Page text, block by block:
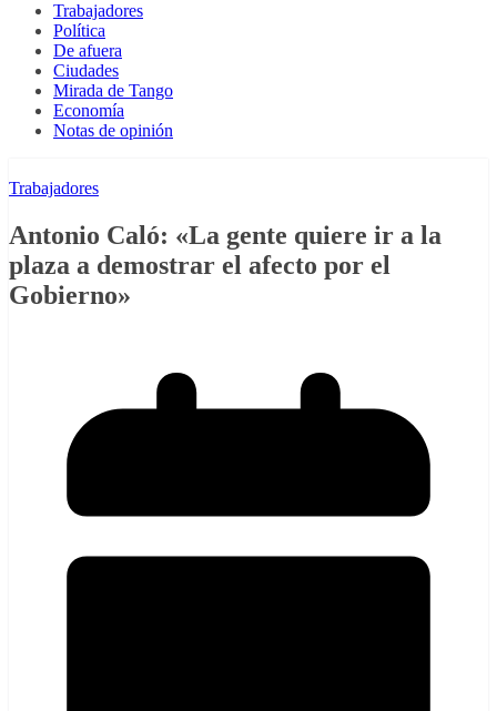
Trabajadores
Política
De afuera
Ciudades
Mirada de Tango
Economía
Notas de opinión
Trabajadores
Antonio Caló: «La gente quiere ir a la
plaza a demostrar el afecto por el
Gobierno»